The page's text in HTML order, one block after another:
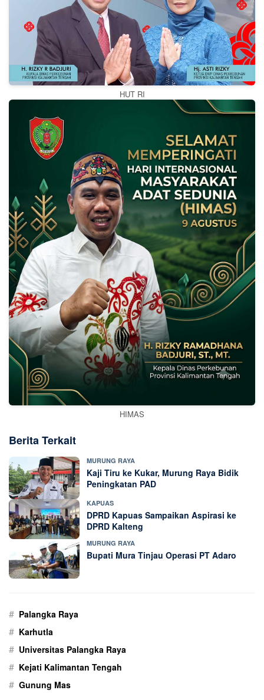
HUT RI
HIMAS
Berita Terkait
MURUNG RAYA
Kaji Tiru ke Kukar, Murung Raya Bidik
Peningkatan PAD
KAPUAS
DPRD Kapuas Sampaikan Aspirasi ke
DPRD Kalteng
MURUNG RAYA
Bupati Mura Tinjau Operasi PT Adaro
# Palangka Raya
# Karhutla
# Universitas Palangka Raya
# Kejati Kalimantan Tengah
# Gunung Mas